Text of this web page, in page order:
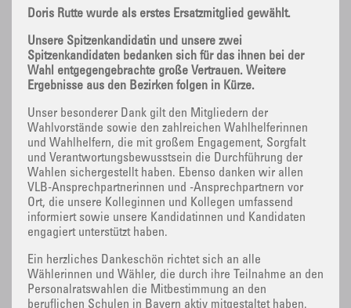
Doris Rutte wurde als erstes Ersatzmitglied gewählt.
Unsere Spitzenkandidatin und unsere zwei
Spitzenkandidaten bedanken sich für das ihnen bei der
Wahl entgegengebrachte große Vertrauen. Weitere
Ergebnisse aus den Bezirken folgen in Kürze.
Unser besonderer Dank gilt den Mitgliedern der
Wahlvorstände sowie den zahlreichen Wahlhelferinnen
und Wahlhelfern, die mit großem Engagement, Sorgfalt
und Verantwortungsbewusstsein die Durchführung der
Wahlen sichergestellt haben. Ebenso danken wir allen
VLB-Ansprechpartnerinnen und -Ansprechpartnern vor
Ort, die unsere Kolleginnen und Kollegen umfassend
informiert sowie unsere Kandidatinnen und Kandidaten
engagiert unterstützt haben.
Ein herzliches Dankeschön richtet sich an alle
Wählerinnen und Wähler, die durch ihre Teilnahme an den
Personalratswahlen die Mitbestimmung an den
beruflichen Schulen in Bayern aktiv mitgestaltet haben.